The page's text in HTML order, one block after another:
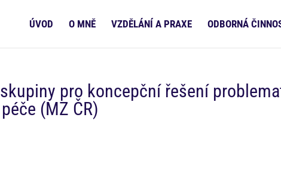
ÚVOD O MNĚ VZDĚLÁNÍ A PRAXE ODBORNÁ
pro koncepční řešení
(MZ ČR)